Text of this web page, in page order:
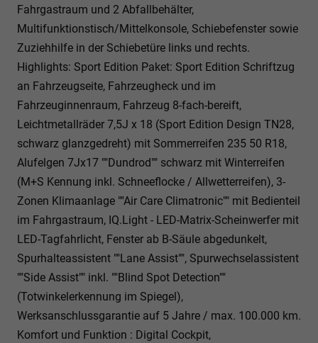
Fahrgastraum und 2 Abfallbehälter,
Multifunktionstisch/Mittelkonsole, Schiebefenster sowie
Zuziehhilfe in der Schiebetüre links und rechts.
Highlights: Sport Edition Paket: Sport Edition Schriftzug
an Fahrzeugseite, Fahrzeugheck und im
Fahrzeuginnenraum, Fahrzeug 8-fach-bereift,
Leichtmetallräder 7,5J x 18 (Sport Edition Design TN28,
schwarz glanzgedreht) mit Sommerreifen 235 50 R18,
Alufelgen 7Jx17 ""Dundrod"" schwarz mit Winterreifen
(M+S Kennung inkl. Schneeflocke / Allwetterreifen), 3-
Zonen Klimaanlage ""Air Care Climatronic"" mit Bedienteil
im Fahrgastraum, IQ.Light - LED-Matrix-Scheinwerfer mit
LED-Tagfahrlicht, Fenster ab B-Säule abgedunkelt,
Spurhalteassistent ""Lane Assist"", Spurwechselassistent
""Side Assist"" inkl. ""Blind Spot Detection""
(Totwinkelerkennung im Spiegel),
Werksanschlussgarantie auf 5 Jahre / max. 100.000 km.
Komfort und Funktion : Digital Cockpit,